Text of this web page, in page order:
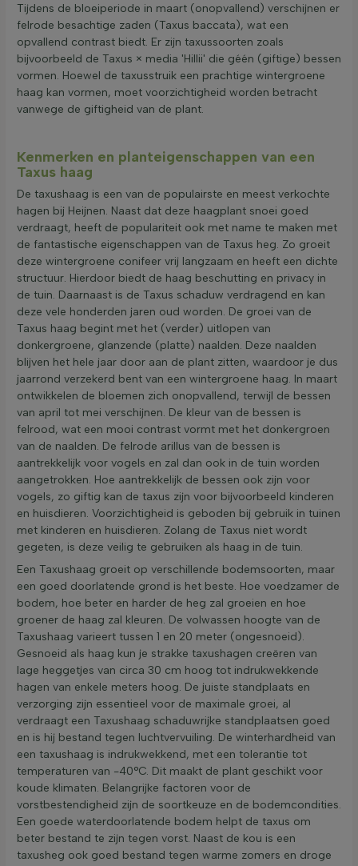
Tijdens de bloeiperiode in maart (onopvallend) verschijnen er
felrode besachtige zaden (Taxus baccata), wat een
opvallend contrast biedt. Er zijn taxussoorten zoals
bijvoorbeeld de Taxus × media 'Hillii' die géén (giftige) bessen
vormen. Hoewel de taxusstruik een prachtige wintergroene
haag kan vormen, moet voorzichtigheid worden betracht
vanwege de giftigheid van de plant.
Kenmerken en planteigenschappen van een
Taxus haag
De taxushaag is een van de populairste en meest verkochte
hagen bij Heijnen. Naast dat deze haagplant snoei goed
verdraagt, heeft de populariteit ook met name te maken met
de fantastische eigenschappen van de Taxus heg. Zo groeit
deze wintergroene conifeer vrij langzaam en heeft een dichte
structuur. Hierdoor biedt de haag beschutting en privacy in
de tuin. Daarnaast is de Taxus schaduw verdragend en kan
deze vele honderden jaren oud worden. De groei van de
Taxus haag begint met het (verder) uitlopen van
donkergroene, glanzende (platte) naalden. Deze naalden
blijven het hele jaar door aan de plant zitten, waardoor je dus
jaarrond verzekerd bent van een wintergroene haag. In maart
ontwikkelen de bloemen zich onopvallend, terwijl de bessen
van april tot mei verschijnen. De kleur van de bessen is
felrood, wat een mooi contrast vormt met het donkergroen
van de naalden. De felrode arillus van de bessen is
aantrekkelijk voor vogels en zal dan ook in de tuin worden
aangetrokken. Hoe aantrekkelijk de bessen ook zijn voor
vogels, zo giftig kan de taxus zijn voor bijvoorbeeld kinderen
en huisdieren. Voorzichtigheid is geboden bij gebruik in tuinen
met kinderen en huisdieren. Zolang de Taxus niet wordt
gegeten, is deze veilig te gebruiken als haag in de tuin.
Een Taxushaag groeit op verschillende bodemsoorten, maar
een goed doorlatende grond is het beste. Hoe voedzamer de
bodem, hoe beter en harder de heg zal groeien en hoe
groener de haag zal kleuren. De volwassen hoogte van de
Taxushaag varieert tussen 1 en 20 meter (ongesnoeid).
Gesnoeid als haag kun je strakke taxushagen creëren van
lage heggetjes van circa 30 cm hoog tot indrukwekkende
hagen van enkele meters hoog. De juiste standplaats en
verzorging zijn essentieel voor de maximale groei, al
verdraagt een Taxushaag schaduwrijke standplaatsen goed
en is hij bestand tegen luchtvervuiling. De winterhardheid van
een taxushaag is indrukwekkend, met een tolerantie tot
temperaturen van -40°C. Dit maakt de plant geschikt voor
koude klimaten. Belangrijke factoren voor de
vorstbestendigheid zijn de soortkeuze en de bodemcondities.
Een goede waterdoorlatende bodem helpt de taxus om
beter bestand te zijn tegen vorst. Naast de kou is een
taxusheg ook goed bestand tegen warme zomers en droge